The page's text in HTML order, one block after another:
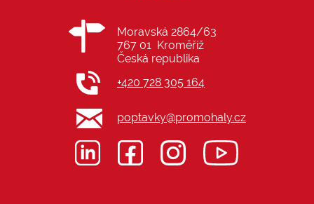
Moravská 2864/63
767 01 Kroměříž
Česká republika
+420 728 305 164
poptavky@promohaly.cz